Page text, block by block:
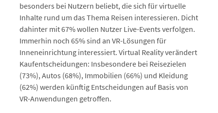
besonders bei Nutzern beliebt, die sich für virtuelle
Inhalte rund um das Thema Reisen interessieren. Dicht
dahinter mit 67% wollen Nutzer Live-Events verfolgen.
Immerhin noch 65% sind an VR-Lösungen für
Inneneinrichtung interessiert. Virtual Reality verändert
Kaufentscheidungen: Insbesondere bei Reisezielen
(73%), Autos (68%), Immobilien (66%) und Kleidung
(62%) werden künftig Entscheidungen auf Basis von
VR-Anwendungen getroffen.